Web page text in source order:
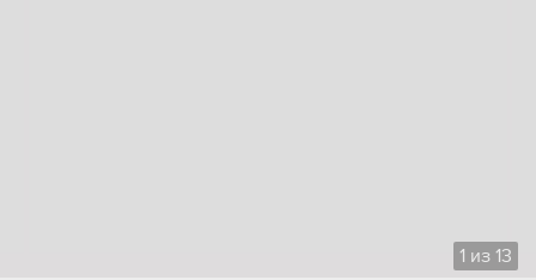
1 из 13